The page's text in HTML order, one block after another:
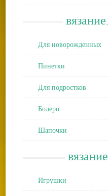
Для новорожденных
Пинетки
Для подростков
Болеро
Шапочки
Игрушки